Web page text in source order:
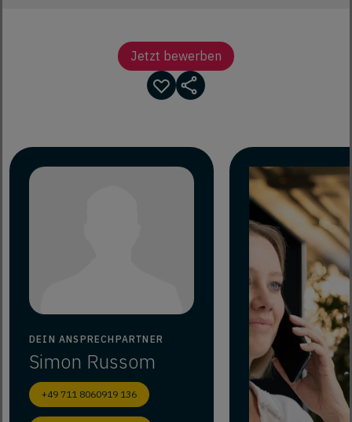
Jetzt bewerben
DEIN ANSPRECHPARTNER
Simon Russom
+49 711 8060919 136